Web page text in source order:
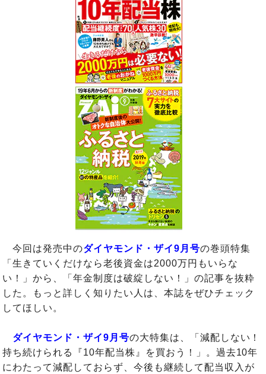
今回は発売中のダイヤモンド・ザイ9月号の巻頭特集
「生きていくだけなら老後資金は2000万円もいらな
い！」から、「年金制度は破綻しない！」の記事を抜粋
した。もっと詳しく知りたい人は、本誌をぜひチェック
してほしい。
ダイヤモンド・ザイ9月号の大特集は、「減配しない！
持ち続けられる『10年配当株』を買おう！」。過去10年
にわたって減配しておらず、今後も継続して配当収入が